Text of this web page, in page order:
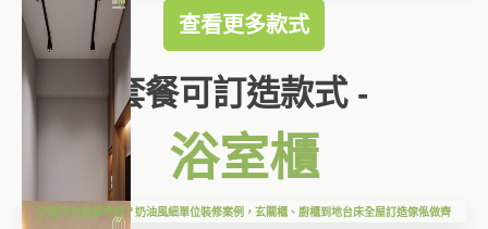
查看更多款式
套餐可訂造款式 -
浴室櫃
全屋淨色點解唔悶？奶油風細單位裝修案例，玄關櫃、廚櫃到地台床全屋訂造傢俬做齊